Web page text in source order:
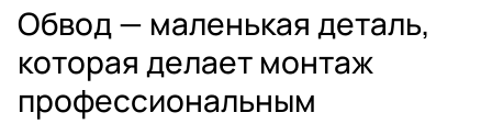
Обвод — маленькая деталь,
которая делает монтаж
профессиональным